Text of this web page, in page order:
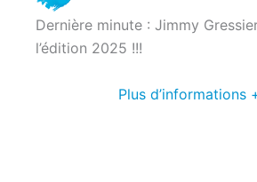
Dernière minute : Jimmy
l’édition 2025 !!!
Plus d’informations